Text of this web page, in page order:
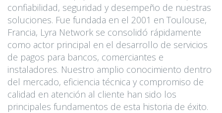
confiabilidad, seguridad y desempeño de nuestras
soluciones. Fue fundada en el 2001 en Toulouse,
Francia, Lyra Network se consolidó rápidamente
como actor principal en el desarrollo de servicios
de pagos para bancos, comerciantes e
instaladores. Nuestro amplio conocimiento dentro
del mercado, eficiencia técnica y compromiso de
calidad en atención al cliente han sido los
principales fundamentos de esta historia de éxito.